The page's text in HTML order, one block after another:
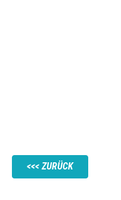
ZURÜCK